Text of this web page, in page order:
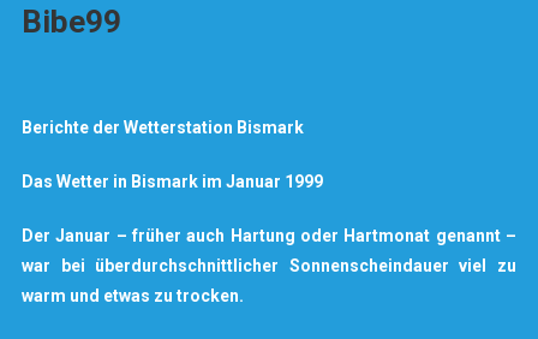
Bibe99
Berichte der Wetterstation Bismark
Das Wetter in Bismark im Januar 1999
Der Januar – früher auch Hartung oder Hartmonat genannt –
war bei überdurchschnittlicher Sonnenscheindauer viel zu
warm und etwas zu trocken.